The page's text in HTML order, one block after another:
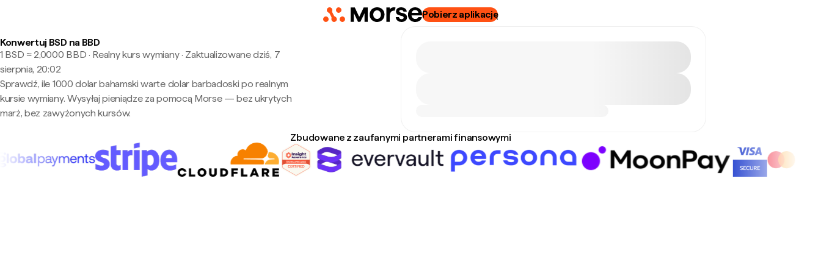
Pobierz aplikację
Konwertuj BSD na BBD
1 BSD ≈ 2,0000 BBD · Realny kurs wymiany· Zaktualizowane dziś, 7
sierpnia, 20:02
Sprawdź, ile 1000 dolar bahamski warte dolar barbadoski po realnym
kursie wymiany. Wysyłaj pieniądze za pomocą Morse — bez ukrytych
marż, bez zawyżonych kursów.
Zbudowane z zaufanymi partnerami finansowymi